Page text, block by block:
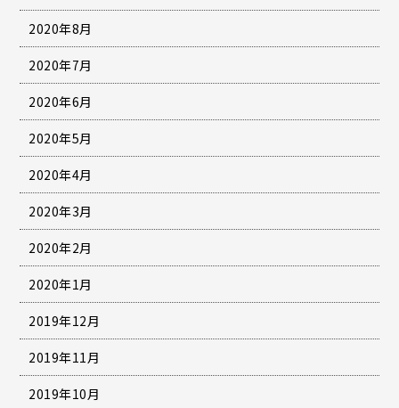
2020年8月
2020年7月
2020年6月
2020年5月
2020年4月
2020年3月
2020年2月
2020年1月
2019年12月
2019年11月
2019年10月